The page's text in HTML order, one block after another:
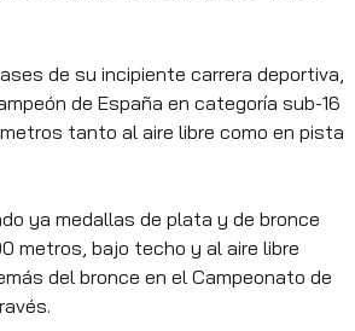
de su incipiente carrera deportiva,
de España en categoría sub-16
tanto al aire libre como en pista
ya medallas de plata y de bronce
metros, bajo techo y al aire libre
del bronce en el Campeonato de